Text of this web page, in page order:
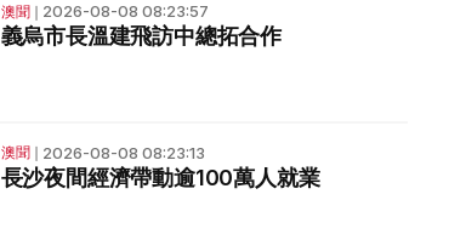
澳聞❘ 2026-08-08 08:23:57
義烏市長溫建飛訪中總拓合作
澳聞 ❘ 2026-08-08 08:23:13
長沙夜間經濟帶動逾100萬人就業